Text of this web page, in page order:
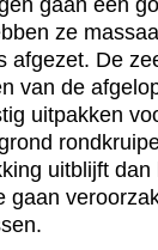
ze
afgezet. De
van de
uitpakken
uitblijft dan
gaan